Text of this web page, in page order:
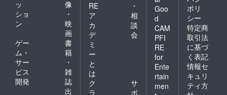
ッ
ショ
ン
像
・
映
画
ゲー
ム・
サー
ビス
開発
書
籍
・
雑
誌
出
RE
ア
カ
デ
ミ
ー
と
は
・
相
談
会
ク
ラ
サ
ポ
Goo
d
CAM
PFI
RE
for
Ente
rtain
men
ポリ
シー
特定商
取引法
に基づ
く表記
情報セ
キュリ
ティ方